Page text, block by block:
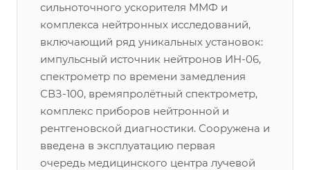
сильноточного ускорителя ММФ и
комплекса нейтронных исследований,
включающий ряд уникальных установок:
импульсный источник нейтронов ИН-06,
спектрометр по времени замедления
СВЗ-100, времяпролётный спектрометр,
комплекс приборов нейтронной и
рентгеновской диагностики. Сооружена и
введена в эксплуатацию первая
очередь медицинского центра лучевой